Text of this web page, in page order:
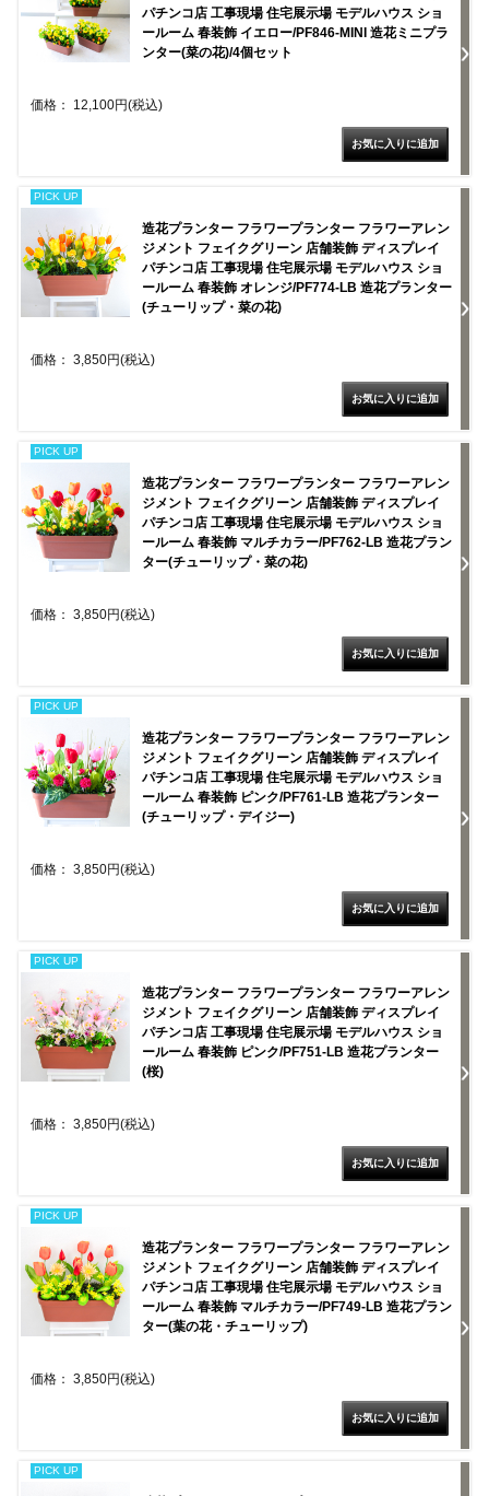
パチンコ店 工事現場 住宅展示場 モデルハウス ショ
ールーム 春装飾 イエロー/PF846-MINI 造花ミニプラ
ンター(菜の花)/4個セット
価格： 12,100円(税込)
PICK UP
造花プランター フラワープランター フラワーアレン
ジメント フェイクグリーン 店舗装飾 ディスプレイ
パチンコ店 工事現場 住宅展示場 モデルハウス ショ
ールーム 春装飾 オレンジ/PF774-LB 造花プランター
(チューリップ・菜の花)
価格： 3,850円(税込)
PICK UP
造花プランター フラワープランター フラワーアレン
ジメント フェイクグリーン 店舗装飾 ディスプレイ
パチンコ店 工事現場 住宅展示場 モデルハウス ショ
ールーム 春装飾 マルチカラー/PF762-LB 造花プラン
ター(チューリップ・菜の花)
価格： 3,850円(税込)
PICK UP
造花プランター フラワープランター フラワーアレン
ジメント フェイクグリーン 店舗装飾 ディスプレイ
パチンコ店 工事現場 住宅展示場 モデルハウス ショ
ールーム 春装飾 ピンク/PF761-LB 造花プランター
(チューリップ・デイジー)
価格： 3,850円(税込)
PICK UP
造花プランター フラワープランター フラワーアレン
ジメント フェイクグリーン 店舗装飾 ディスプレイ
パチンコ店 工事現場 住宅展示場 モデルハウス ショ
ールーム 春装飾 ピンク/PF751-LB 造花プランター
(桜)
価格： 3,850円(税込)
PICK UP
造花プランター フラワープランター フラワーアレン
ジメント フェイクグリーン 店舗装飾 ディスプレイ
パチンコ店 工事現場 住宅展示場 モデルハウス ショ
ールーム 春装飾 マルチカラー/PF749-LB 造花プラン
ター(葉の花・チューリップ)
価格： 3,850円(税込)
PICK UP